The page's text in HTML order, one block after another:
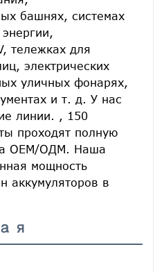
башнях, системах
тележках для
электрических
уличных фонарях,
и ​​т. д. У нас
линии. , 150
проходят полную
ОЕМ/ОДМ. Наша
мощность
аккумуляторов в